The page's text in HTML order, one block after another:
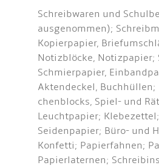
Schreibwaren und
ausgenommen);
Kopierpapier,
Notizblöcke, Notizpapier;
Schmierpapier,
Aktendeckel, Buchhüllen;
chenblocks, Spiel- und
Leuchtpapier;
Seidenpapier; Büro- und
Konfetti; Papierfahnen;
Papierlaternen;